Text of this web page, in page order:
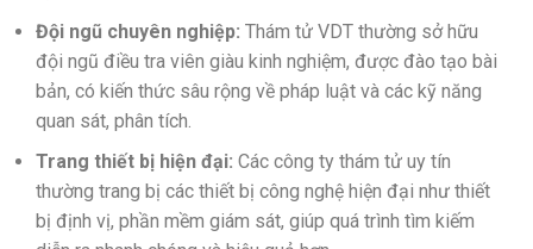
Đội ngũ chuyên nghiệp: Thám tử VDT thường sở hữu
đội ngũ điều tra viên giàu kinh nghiệm, được đào tạo bài
bản, có kiến thức sâu rộng về pháp luật và các kỹ năng
quan sát, phân tích.
Trang thiết bị hiện đại: Các công ty thám tử uy tín
thường trang bị các thiết bị công nghệ hiện đại như thiết
bị định vị, phần mềm giám sát, giúp quá trình tìm kiếm